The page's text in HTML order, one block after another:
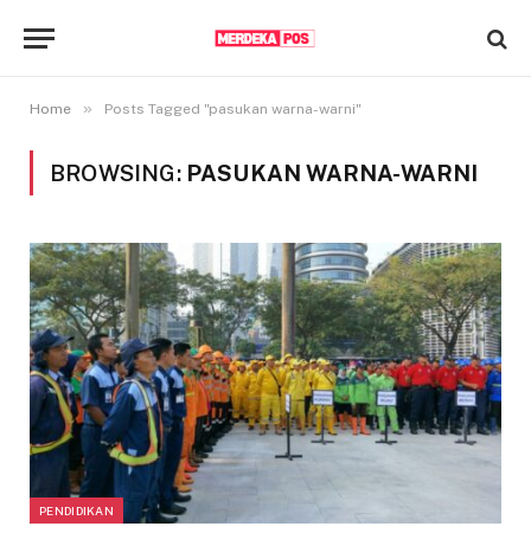
Home » Posts Tagged "pasukan warna-warni"
BROWSING: PASUKAN WARNA-WARNI
PENDIDIKAN